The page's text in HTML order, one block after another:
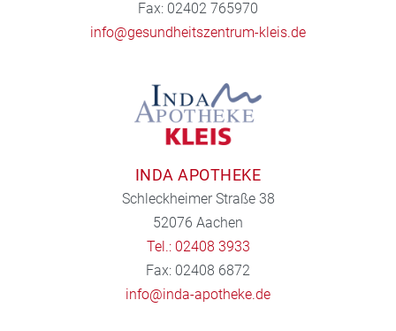
Fax: 02402 765970
info@gesundheitszentrum-kleis.de
INDA APOTHEKE
Schleckheimer Straße 38
52076 Aachen
Tel.: 02408 3933
Fax: 02408 6872
info@inda-apotheke.de